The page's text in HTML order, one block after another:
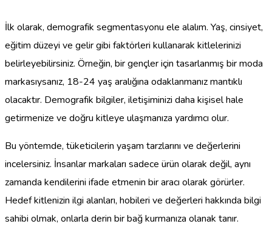
İlk olarak, demografik segmentasyonu ele alalım. Yaş, cinsiyet,
eğitim düzeyi ve gelir gibi faktörleri kullanarak kitlelerinizi
belirleyebilirsiniz. Örneğin, bir gençler için tasarlanmış bir moda
markasıysanız, 18-24 yaş aralığına odaklanmanız mantıklı
olacaktır. Demografik bilgiler, iletişiminizi daha kişisel hale
getirmenize ve doğru kitleye ulaşmanıza yardımcı olur.
Bu yöntemde, tüketicilerin yaşam tarzlarını ve değerlerini
incelersiniz. İnsanlar markaları sadece ürün olarak değil, aynı
zamanda kendilerini ifade etmenin bir aracı olarak görürler.
Hedef kitlenizin ilgi alanları, hobileri ve değerleri hakkında bilgi
sahibi olmak, onlarla derin bir bağ kurmanıza olanak tanır.